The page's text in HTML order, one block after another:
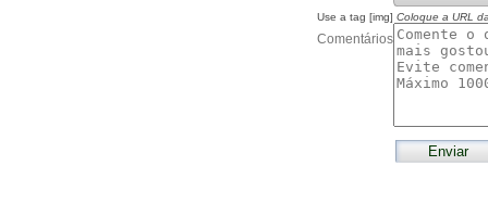
Use a tag [img] Coloque a URL
Comentários